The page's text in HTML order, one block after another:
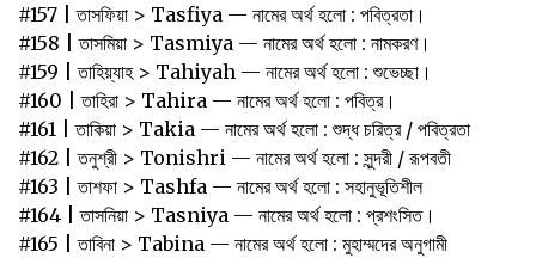
#157 | তাসফিয়া‌ > ‌Tasfiya — নামের অর্থ হলো : পবিত্রতা।‌ ‌
#158 | তাসমিয়া‌ > ‌Tasmiya — নামের অর্থ হলো : নামকরণ।‌ ‌
#159 | তাহিয়্যাহ‌ > ‌Tahiyah — নামের অর্থ হলো : শুভেচ্ছা।‌ ‌
#160 | তাহিরা‌ > ‌Tahira — নামের অর্থ হলো : পবিত্র।‌
#161 | তাকিয়া > Takia — নামের অর্থ হলো : শুদ্ধ চরিত্র / পবিত্রতা
#162 | তনুশ্রী > Tonishri — নামের অর্থ হলো : সুন্দরী / রূপবতী
#163 | তাশফা > Tashfa — নামের অর্থ হলো : সহানুভূতিশীল
#164 | তাসনিয়া‌ > ‌Tasniya — নামের অর্থ হলো : প্রশংসিত।‌
#165 | তাবিনা > Tabina — নামের অর্থ হলো : মুহাম্মদের অনুগামী